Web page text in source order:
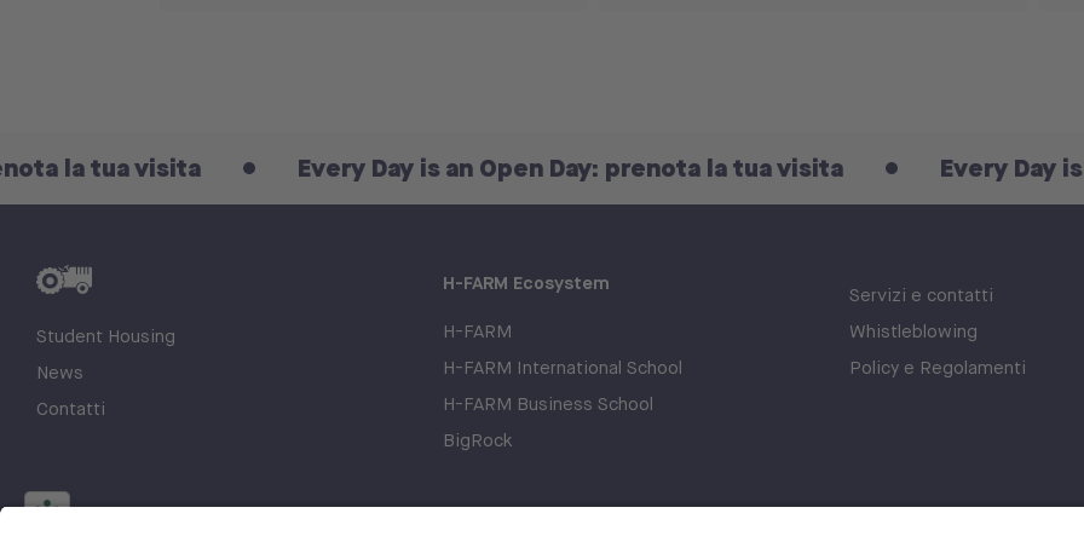
visita Every Day is an Open Day: prenota la tua visita Every Day is an
Student Housing
News
Contatti
H-FARM Ecosystem
H-FARM
H-FARM International School
H-FARM Business School
BigRock
Servizi e contatti
Whistleblowing
Policy e Regolamenti